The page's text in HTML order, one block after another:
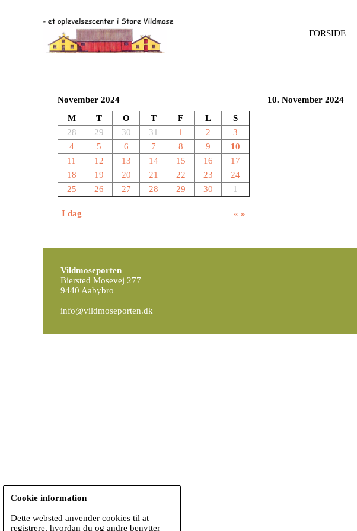
FORSIDE
November 2024
M
T O T F L
S
28
29 30 31 1 2
3
4
5 6 7 8 9
10
11
12 13 14 15 16
17
18
19 20 21 22 23
24
25
26 27 28 29 30 1
I dag « »
10. November 2024
Vildmoseporten
Biersted Mosevej 277
9440 Aabybro
info@vildmoseporten.dk
Cookie information
Dette websted anvender cookies til at
registrere, hvordan du og andre benytter